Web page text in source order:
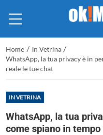
Home / In Vetrina /
WhatsApp, la tua privacy è in
reale le tue chat
IN VETRINA
WhatsApp, la tua
come spiano in